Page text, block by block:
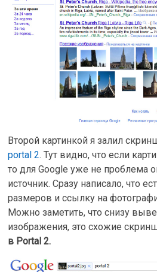
Второй картинкой я залил
portal 2. Тут видно, что если
то для Google уже не проблема
источник. Сразу написало, что
размеров и ссылку на
Можно заметить, что снизу
изображения, это схожие
в Portal 2.